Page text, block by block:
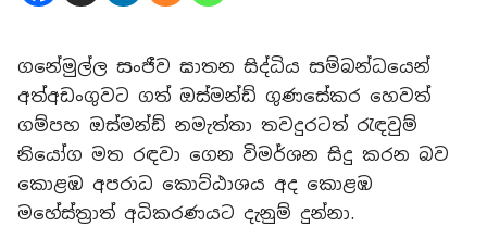
ගනේමුල්ල සංජීව ඝාතන සිද්ධිය සම්බන්ධයෙන්
අත්අඩංගුවට ගත් ඔස්මන්ඩ් ගුණසේකර හෙවත්
ගම්පහ ඔස්මන්ඩ් නමැත්තා තවදුරටත් රැඳවුම්
නියෝග මත රඳවා ගෙන විමර්ශන සිදු කරන බව
කොළඹ අපරාධ කොට්ඨාශය අද කොළඹ
මහේස්ත්‍රාත් අධිකරණයට දැනුම් දුන්නා.